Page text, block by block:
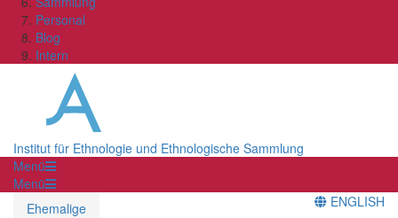
Personal
Blog
Intern
Institut für Ethnologie und Ethnologische Sammlung
Menü
Menü
Ehemalige
ENGLISH